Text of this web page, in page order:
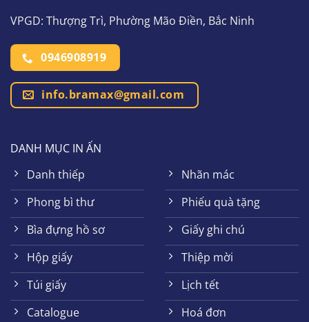
VPGD: Thượng Trì, Phường Mão Điền, Bắc Ninh
0946908919
info.bramax@gmail.com
DANH MỤC IN ẤN
Danh thiếp
Phong bì thư
Bìa đựng hồ sơ
Hộp giấy
Túi giấy
Catalogue
Nhãn mác
Phiếu quà tặng
Giấy ghi chú
Thiệp mời
Lịch tết
Hoá đơn